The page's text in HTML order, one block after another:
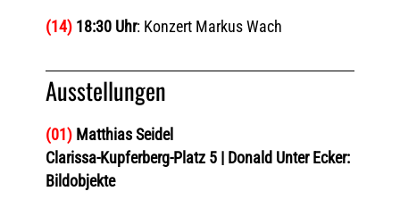
(14) 18:30 Uhr: Konzert Markus Wach
Ausstellungen
(01)Matthias Seidel
Clarissa-Kupferberg-Platz 5 | Donald Unter Ecker:
Bildobjekte